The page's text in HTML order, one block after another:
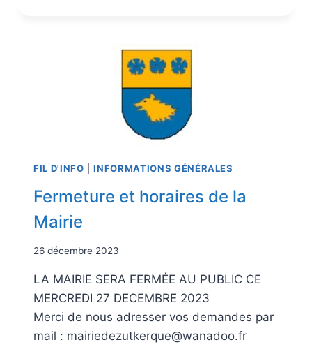
FIL D'INFO |INFORMATIONS GÉNÉRALES
Fermeture et horaires de la
Mairie
26 décembre 2023
LA MAIRIE SERA FERMÉE AU PUBLIC CE
MERCREDI 27 DECEMBRE 2023
Merci de nous adresser vos demandes par
mail : mairiedezutkerque@wanadoo.fr